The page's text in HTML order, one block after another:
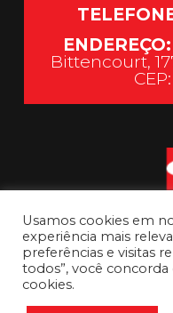
ENDEREÇO:
Bittencourt,
Usamos cookies em
experiência mais
preferências e visitas
todos”, você
cookies.